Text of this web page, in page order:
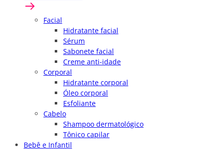
Facial
Hidratante facial
Sérum
Sabonete facial
Creme anti-idade
Corporal
Hidratante corporal
Óleo corporal
Esfoliante
Cabelo
Shampoo dermatológico
Tônico capilar
Bebê e Infantil